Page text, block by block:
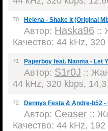
70 Helena - Shake It (Original
Автор: Haska96 ::
Качество: 44 kHz,
71 Paperboy feat. Naпma - Let
Автор: S1r0J ::
44 kHz, 320 kbps,
72 Dennys Festa & Andre-b52
Автор: Ceaser ::
Качество: 44 kHz,